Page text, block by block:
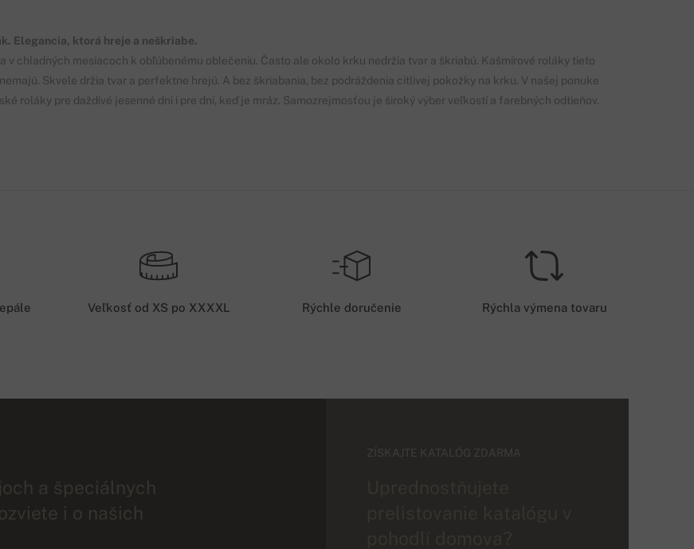
Elegancia, ktorá hreje a neškriabe.
v chladných mesiacoch k obľúbenému oblečeniu. Často ale okolo krku nedržia tvar a škriabú. Kašmírové roláky tieto
Skvele držia tvar a perfektne hrejú. A bez škriabania, bez podráždenia citlivej pokožky na krku. V našej ponuke
roláky pre daždivé jesenné dni i pre dni, keď je mráz. Samozrejmosťou je široký výber veľkostí a farebných odtieňov.
Veľkosť od XS po XXXXL Rýchle doručenie Rýchla výmena tovaru
a špeciálnych
i o našich
ZÍSKAJTE KATALÓG ZDARMA